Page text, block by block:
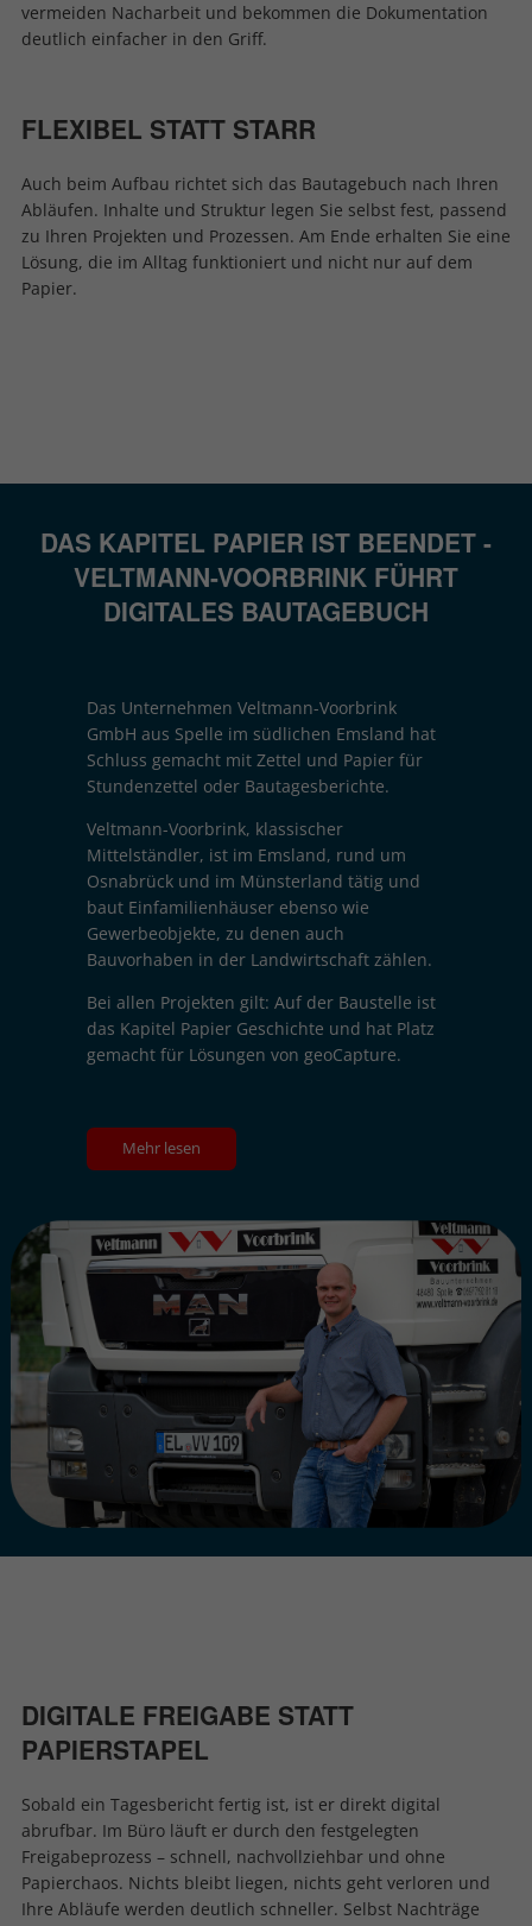
vermeiden Nacharbeit und bekommen die Dokumentation
deutlich einfacher in den Griff.
FLEXIBEL STATT STARR
Auch beim Aufbau richtet sich das Bautagebuch nach Ihren
Abläufen. Inhalte und Struktur legen Sie selbst fest, passend
zu Ihren Projekten und Prozessen. Am Ende erhalten Sie eine
Lösung, die im Alltag funktioniert und nicht nur auf dem
Papier.
DAS KAPITEL PAPIER IST BEENDET -
VELTMANN-VOORBRINK FÜHRT
DIGITALES BAUTAGEBUCH
Das Unternehmen Veltmann-Voorbrink
GmbH aus Spelle im südlichen Emsland hat
Schluss gemacht mit Zettel und Papier für
Stundenzettel oder Bautagesberichte.
Veltmann-Voorbrink, klassischer
Mittelständler, ist im Emsland, rund um
Osnabrück und im Münsterland tätig und
baut Einfamilienhäuser ebenso wie
Gewerbeobjekte, zu denen auch
Bauvorhaben in der Landwirtschaft zählen.
Bei allen Projekten gilt: Auf der Baustelle ist
das Kapitel Papier Geschichte und hat Platz
gemacht für Lösungen von geoCapture.
Mehr lesen
DIGITALE FREIGABE STATT
PAPIERSTAPEL
Sobald ein Tagesbericht fertig ist, ist er direkt digital
abrufbar. Im Büro läuft er durch den festgelegten
Freigabeprozess – schnell, nachvollziehbar und ohne
Papierchaos. Nichts bleibt liegen, nichts geht verloren und
Ihre Abläufe werden deutlich schneller. Selbst Nachträge